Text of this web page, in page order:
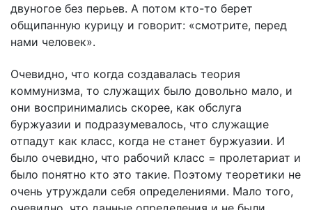
двуногое без перьев. А потом кто-то берет
общипанную курицу и говорит: «смотрите, перед
нами человек».
Очевидно, что когда создавалась теория
коммунизма, то служащих было довольно мало, и
они воспринимались скорее, как обслуга
буржуазии и подразумевалось, что служащие
отпадут как класс, когда не станет буржуазии. И
было очевидно, что рабочий класс = пролетариат и
было понятно кто это такие. Поэтому теоретики не
очень утруждали себя определениями. Мало того,